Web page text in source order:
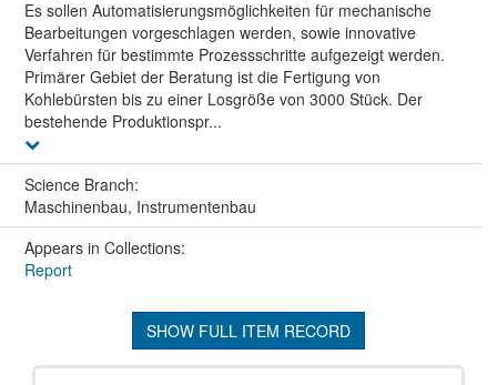
Es sollen Automatisierungsmöglichkeiten für mechanische
Bearbeitungen vorgeschlagen werden, sowie innovative
Verfahren für bestimmte Prozessschritte aufgezeigt werden.
Primärer Gebiet der Beratung ist die Fertigung von
Kohlebürsten bis zu einer Losgröße von 3000 Stück. Der
bestehende Produktionspr...
Science Branch:
Maschinenbau, Instrumentenbau
Appears in Collections:
Report
SHOW FULL ITEM RECORD